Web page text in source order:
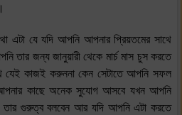
এটা যে যদি আপনি আপনার প্রিয়তমের সাথে
তার জন্য জানুয়ারী থেকে মার্চ মাস চুস করতে
যেই কাজই করুননা কেন সেটাতে আপনি সফল
কাছে অনেক সুযোগ আসবে যখন আপনি
তার গুরুত্ব বলবেন আর যদি আপনি এটা করতে